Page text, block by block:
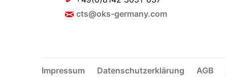
cts@oks-germany.com
Impressum Datenschutzerklärung AGB